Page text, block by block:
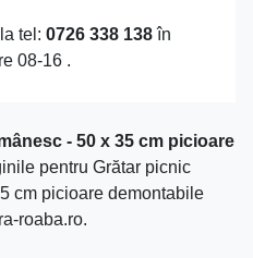
tel: 0726 338 138în
08-16 .
- 50 x 35 cm picioare
pentru Grătar picnic
cm picioare demontabile
roaba.ro.